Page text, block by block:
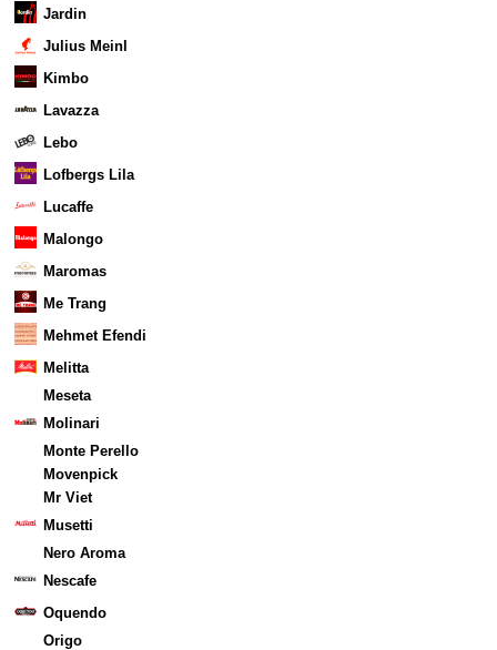
Jardin
Julius Meinl
Kimbo
Lavazza
Lebo
Lofbergs Lila
Lucaffe
Malongo
Maromas
Me Trang
Mehmet Efendi
Melitta
Meseta
Molinari
Monte Perello
Movenpick
Mr Viet
Musetti
Nero Aroma
Nescafe
Oquendo
Origo